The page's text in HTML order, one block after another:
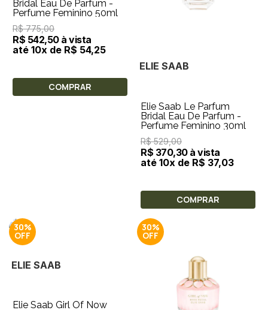
Bridal Eau De Parfum -
Perfume Feminino 50ml
R$ 775,00
R$ 542,50 à vista
até 10x de R$ 54,25
COMPRAR
ELIE SAAB
Elie Saab Le Parfum
Bridal Eau De Parfum -
Perfume Feminino 30ml
R$ 529,00
R$ 370,30 à vista
até 10x de R$ 37,03
COMPRAR
30%
ELIE SAAB
Elie Saab Girl Of Now
30%